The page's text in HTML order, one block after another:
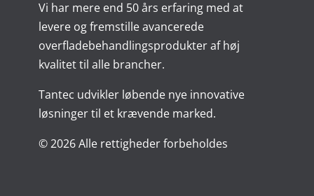
Vi har mere end 50 års erfaring med at
levere og fremstille avancerede
overfladebehandlingsprodukter af høj
kvalitet til alle brancher.
Tantec udvikler løbende nye innovative
løsninger til et krævende marked.
© 2026 Alle rettigheder forbeholdes